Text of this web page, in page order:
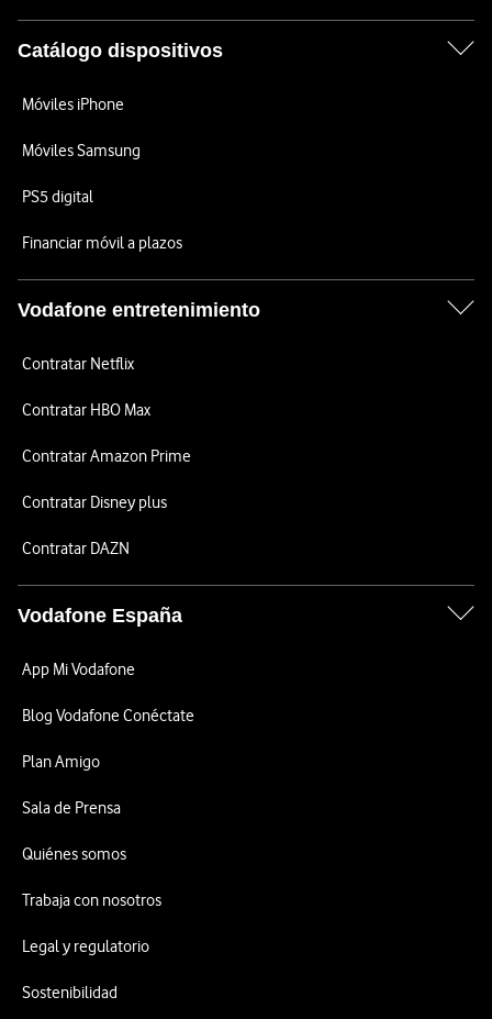
Catálogo dispositivos
Móviles iPhone
Móviles Samsung
PS5 digital
Financiar móvil a plazos
Vodafone entretenimiento
Contratar Netflix
Contratar HBO Max
Contratar Amazon Prime
Contratar Disney plus
Contratar DAZN
Vodafone España
App Mi Vodafone
Blog Vodafone Conéctate
Plan Amigo
Sala de Prensa
Quiénes somos
Trabaja con nosotros
Legal y regulatorio
Sostenibilidad